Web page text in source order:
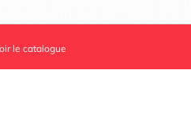
le catalogue